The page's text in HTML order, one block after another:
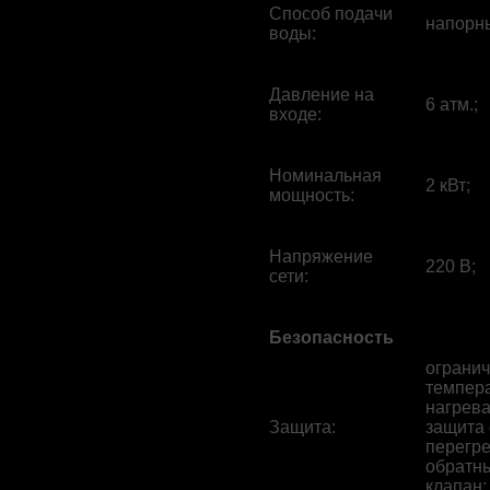
Способ подачи
воды:
Давление на
входе:
6 атм.;
Номинальная
мощность:
2 кВт;
Напряжение
сети:
220 В;
Безопасность
Защита:
защита
клапан;